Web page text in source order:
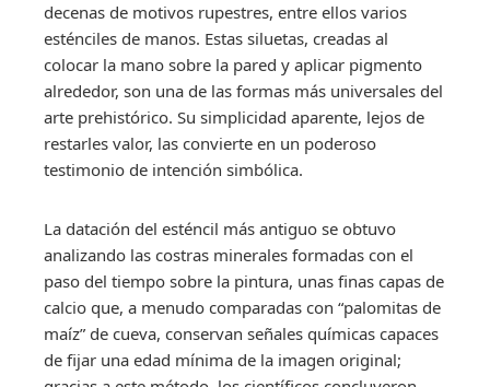
decenas de motivos rupestres, entre ellos varios
esténciles de manos. Estas siluetas, creadas al
colocar la mano sobre la pared y aplicar pigmento
alrededor, son una de las formas más universales del
arte prehistórico. Su simplicidad aparente, lejos de
restarles valor, las convierte en un poderoso
testimonio de intención simbólica.
La datación del esténcil más antiguo se obtuvo
analizando las costras minerales formadas con el
paso del tiempo sobre la pintura, unas finas capas de
calcio que, a menudo comparadas con “palomitas de
maíz” de cueva, conservan señales químicas capaces
de fijar una edad mínima de la imagen original;